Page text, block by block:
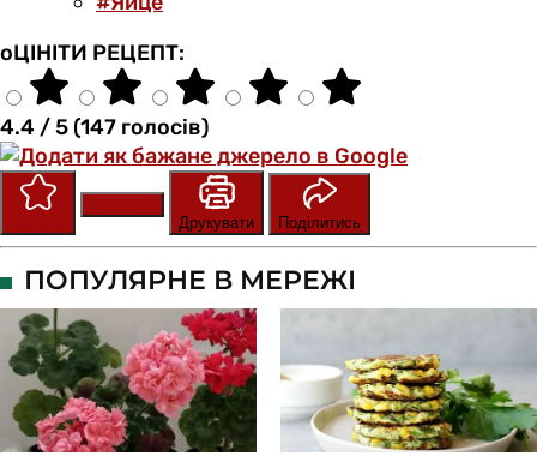
оЦІНІТИ РЕЦЕПТ:
4.4 / 5 (147 голосів)
Друкувати
Поділитись